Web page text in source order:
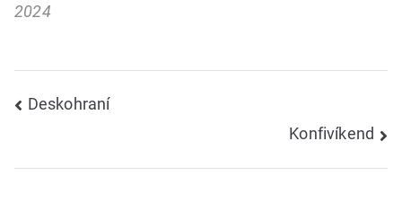
2024
Navigace
Deskohraní
Konfivíkend